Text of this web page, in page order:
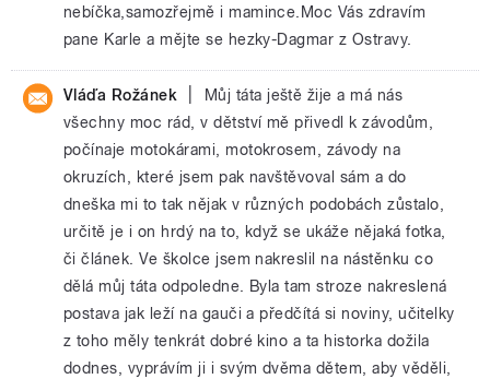
nebíčka,samozřejmě i mamince.Moc Vás zdravím
pane Karle a mějte se hezky-Dagmar z Ostravy.
Vláďa Rožánek
Můj táta ještě žije a má nás
všechny moc rád, v dětství mě přivedl k závodům,
počínaje motokárami, motokrosem, závody na
okruzích, které jsem pak navštěvoval sám a do
dneška mi to tak nějak v různých podobách zůstalo,
určitě je i on hrdý na to, když se ukáže nějaká fotka,
či článek. Ve školce jsem nakreslil na nástěnku co
dělá můj táta odpoledne. Byla tam stroze nakreslená
postava jak leží na gauči a předčítá si noviny, učitelky
z toho měly tenkrát dobré kino a ta historka dožila
dodnes, vyprávím ji i svým dvěma dětem, aby věděli,